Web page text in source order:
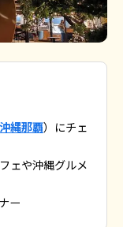
縄那覇）にチェ
ェや沖縄グルメ
ー